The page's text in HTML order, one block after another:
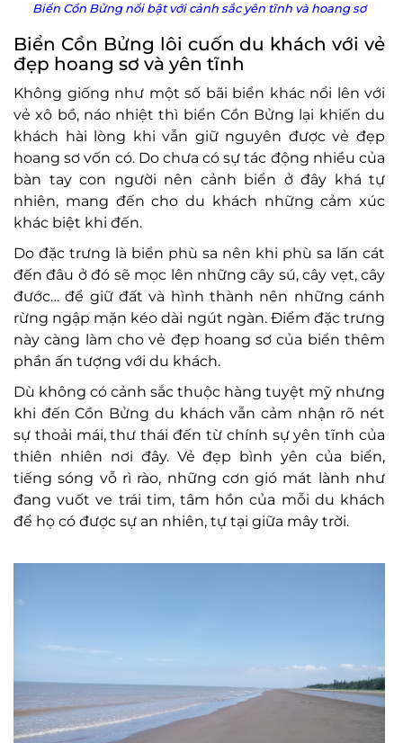
Biển Cồn Bửng nổi bật với cảnh sắc yên tĩnh và hoang sơ
Biển Cồn Bửng lôi cuốn du khách với vẻ
đẹp hoang sơ và yên tĩnh
Không giống như một số bãi biển khác nổi lên với
vẻ xô bồ, náo nhiệt thì biển Cồn Bửng lại khiến du
khách hài lòng khi vẫn giữ nguyên được vẻ đẹp
hoang sơ vốn có. Do chưa có sự tác động nhiều của
bàn tay con người nên cảnh biển ở đây khá tự
nhiên, mang đến cho du khách những cảm xúc
khác biệt khi đến.
Do đặc trưng là biển phù sa nên khi phù sa lấn cát
đến đâu ở đó sẽ mọc lên những cây sú, cây vẹt, cây
đước… để giữ đất và hình thành nên những cánh
rừng ngập mặn kéo dài ngút ngàn. Điểm đặc trưng
này càng làm cho vẻ đẹp hoang sơ của biển thêm
phần ấn tượng với du khách.
Dù không có cảnh sắc thuộc hàng tuyệt mỹ nhưng
khi đến Cồn Bửng du khách vẫn cảm nhận rõ nét
sự thoải mái, thư thái đến từ chính sự yên tĩnh của
thiên nhiên nơi đây. Vẻ đẹp bình yên của biển,
tiếng sóng vỗ rì rào, những cơn gió mát lành như
đang vuốt ve trái tim, tâm hồn của mỗi du khách
để họ có được sự an nhiên, tự tại giữa mây trời.